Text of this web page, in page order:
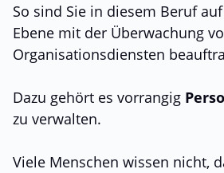
So sind Sie in diesem Beruf
Ebene mit der Überwachung
Organisationsdiensten
Dazu gehört es vorrangig
zu verwalten.
Viele Menschen wissen nicht,